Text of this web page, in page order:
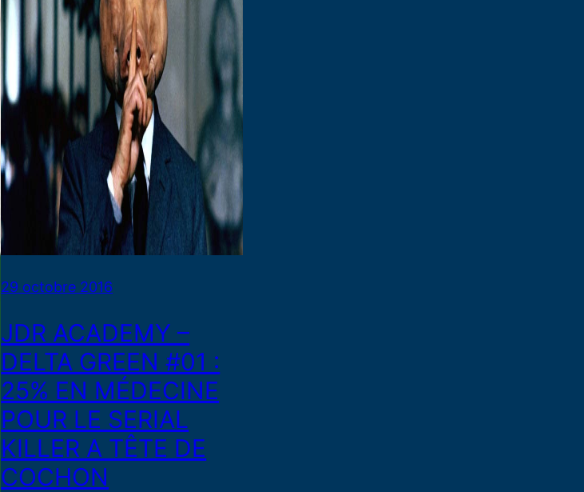
29 octobre 2016
JDR ACADEMY –
DELTA GREEN #01 :
25% EN MÉDECINE
POUR LE SERIAL
KILLER A TÊTE DE
COCHON